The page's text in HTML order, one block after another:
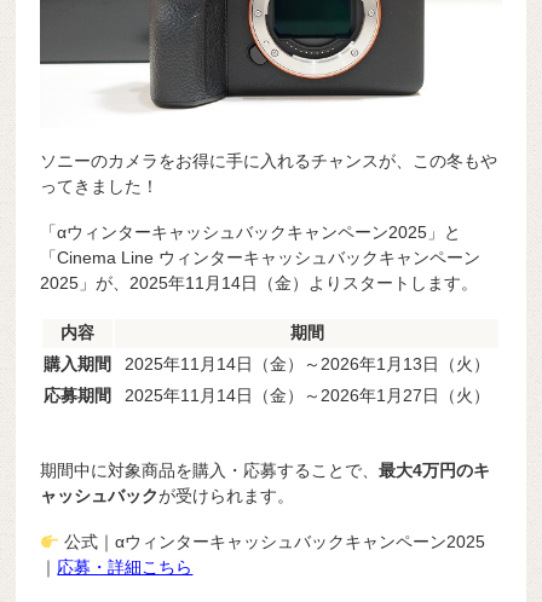
ソニーのカメラをお得に手に入れるチャンスが、この冬もや
ってきました！
「αウィンターキャッシュバックキャンペーン2025」と
「Cinema Line ウィンターキャッシュバックキャンペーン
2025」が、2025年11月14日（金）よりスタートします。
内容
期間
購入期間
2025年11月14日（金）～2026年1月13日（火）
応募期間
2025年11月14日（金）～2026年1月27日（火）
期間中に対象商品を購入・応募することで、最大4万円のキ
ャッシュバックが受けられます。
公式｜αウィンターキャッシュバックキャンペーン2025
｜ 応募・詳細こちら